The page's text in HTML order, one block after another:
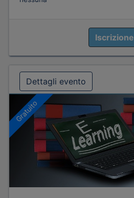
Iscrizione
Dettagli evento
Gratuito